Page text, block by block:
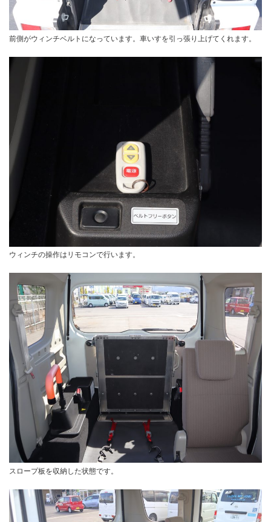
前側がウィンチベルトになっています。車いすを引っ張り上げてくれます。
ウィンチの操作はリモコンで行います。
スロープ板を収納した状態です。